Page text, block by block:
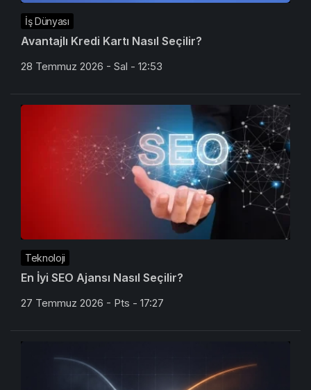
İş Dünyası
Avantajlı Kredi Kartı Nasıl Seçilir?
28 Temmuz 2026 - Sal - 12:53
Teknoloji
En İyi SEO Ajansı Nasıl Seçilir?
27 Temmuz 2026 - Pts - 17:27